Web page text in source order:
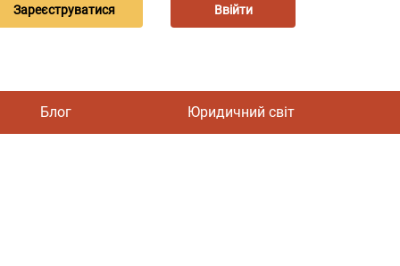
Зареєструватися Ввійти
Блог Юридичний світ